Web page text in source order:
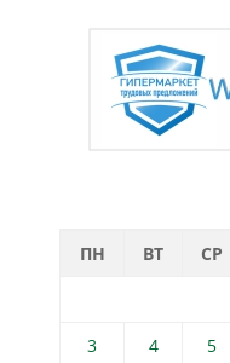
ПН ВТ СР
3
4 5